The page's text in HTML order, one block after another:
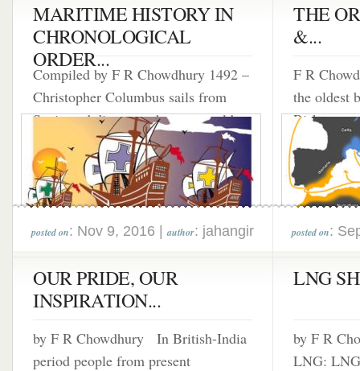
MARITIME HISTORY IN
CHRONOLOGICAL
ORDER...
Compiled by F R Chowdhury 1492 –
Christopher Columbus sails from
Spain and discovers the new world.
(The continents...
posted on: Nov 9, 2016 |author: jahangir
THE
&...
F R
the oldest
Risk
also...
posted on:
OUR PRIDE, OUR
INSPIRATION...
by F R Chowdhury In British-India
period people from present
LNG
by F R
LNG: